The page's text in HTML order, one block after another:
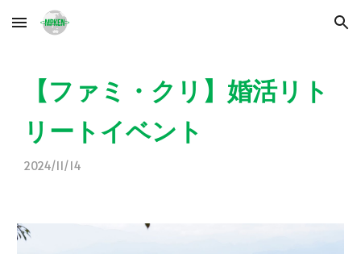
Skip to main content Skip to navigation
【ファミ・クリ】婚活リト
リートイベント
2024/11/14